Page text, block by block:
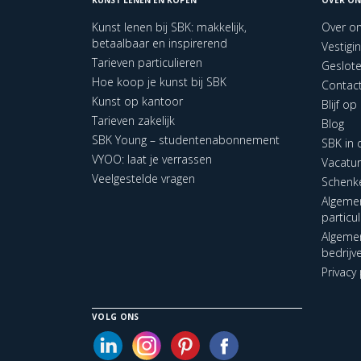
Kunst lenen bij SBK: makkelijk,
betaalbaar en inspirerend
Tarieven particulieren
Hoe koop je kunst bij SBK
Kunst op kantoor
Tarieven zakelijk
SBK Young – studentenabonnement
VYOO: laat je verrassen
Veelgestelde vragen
Over
Blijf op
Blog
SBK in
VOLG ONS